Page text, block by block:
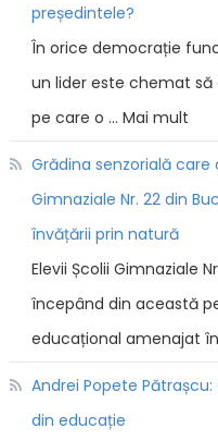
președintele?
În orice democrație
un lider este chemat
pe care o … Mai mult
Grădina senzorială
Gimnaziale Nr. 22 din
învățării prin natură
Elevii Școlii Gimnaziale
începând din această
educațional amenajat
Andrei Popete
din educație